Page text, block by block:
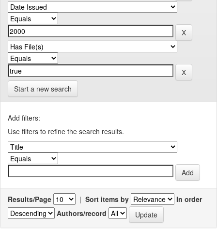
Start a new search
Add filters:
Use filters to refine the search results.
Results/Page | Sort items by
In order
Authors/record